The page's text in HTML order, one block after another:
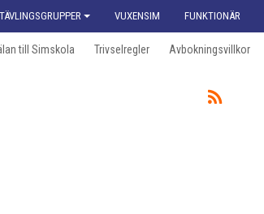
VUXENSIM FUNKTIONÄR
till Simskola Trivselregler Avbokningsvillkor